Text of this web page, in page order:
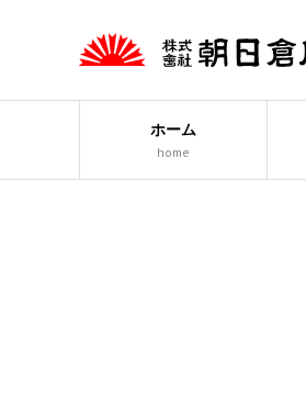
ホーム
home